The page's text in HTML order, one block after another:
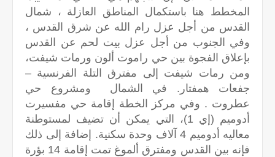
المخطط هنا باستكمال المناطق العازلة ، شمال
القدس من أجل عزل رام الله عن شرق القدس ،
وفي الجنوب من أجل عزل بيت لحم عن القدس
بإعلاق الفجوة بين حي راموت ألون ورمات شيفت،
ومن رمات شيفت إلى مفترق التلة الفرنسية –
جفعات همفتار. في الشمال ومشروع حي
عطروت . وفي مركز الخطة إقامة حي مفسيرت
أدوميم (إي 1)، التي يمكن أن تضيف لمستوطنة
معاليه أدوميم 4 آلاف وحدة سكنية. إضافة إلى ذلك
فإنه بين القدس ومفترق ألموغ تمت إقامة 14 بؤرة